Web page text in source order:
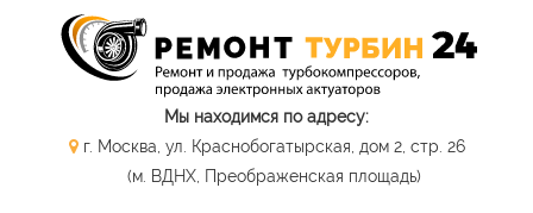
Мы находимся по адресу:
г. Москва, ул. Краснобогатырская, дом 2, стр. 26
(м. ВДНХ, Преображенская площадь)